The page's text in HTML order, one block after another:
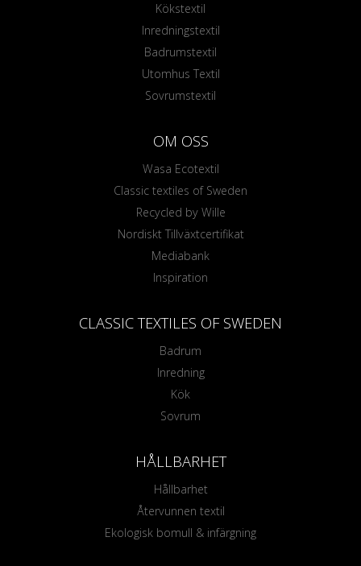
Kökstextil
Inredningstextil
Badrumstextil
Utomhus Textil
Sovrumstextil
OM OSS
Wasa Ecotextil
Classic textiles of Sweden
Recycled by Wille
Nordiskt Tillväxtcertifikat
Mediabank
Inspiration
CLASSIC TEXTILES OF SWEDEN
Badrum
Inredning
Kök
Sovrum
HÅLLBARHET
Hållbarhet
Återvunnen textil
Ekologisk bomull & infärgning